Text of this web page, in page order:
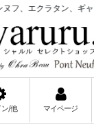
タン、ギャラリー
ン/他 マイページ